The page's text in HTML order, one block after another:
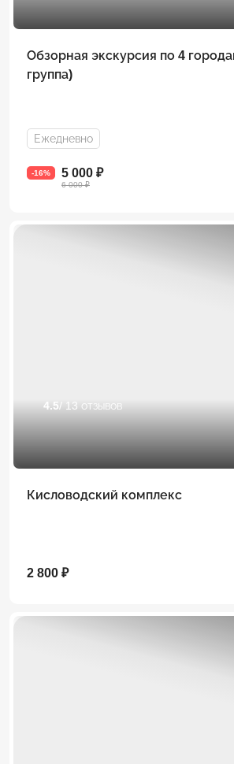
Обзорная экскурсия по 4
группа)
Ежедневно
-16% 5 000 ₽
6 000 ₽
4.5/ 13 отзывов
Кисловодский комплекс
2 800 ₽